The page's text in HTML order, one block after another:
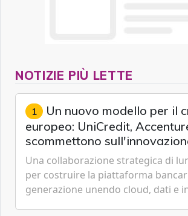
NOTIZIE PIÙ LETTE
1 Un nuovo modello per il
europeo: UniCredit,
scommettono
tecnologica
Una collaborazione strategica di
per costruire la piattaforma
generazione unendo cloud, dati e